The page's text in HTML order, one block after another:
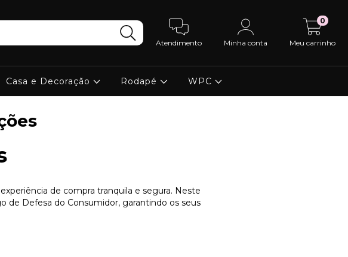
Atendimento Minha conta Meu carrinho
0
Casa e Decoração Rodapé WPC
de compra tranquila e segura. Neste
de Defesa do Consumidor, garantindo os seus